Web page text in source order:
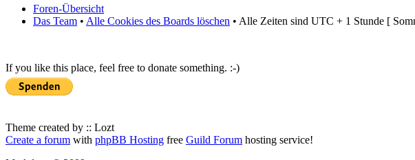
Foren-Übersicht
Das Team • Alle Cookies des Boards löschen • Alle Zeiten sind UTC + 1 Stunde [
If you like this place, feel free to donate something. :-)
Theme created by :: Lozt
Create a forum with phpBB Hosting free Guild Forum hosting service!